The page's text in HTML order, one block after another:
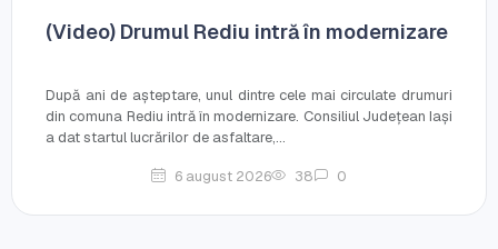
(Video) Drumul Rediu intră în modernizare
După ani de așteptare, unul dintre cele mai circulate drumuri
din comuna Rediu intră în modernizare. Consiliul Județean Iași
a dat startul lucrărilor de asfaltare,...
6 august 2026 38 0